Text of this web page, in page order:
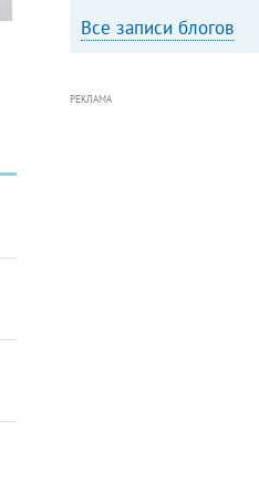
Все записи блогов
РЕКЛАМА